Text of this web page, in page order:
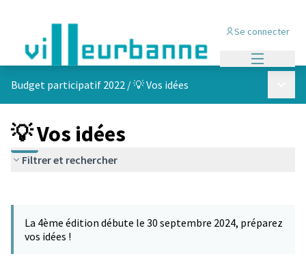
Se connecter
Budget participatif 2022 /💡 Vos idées
💡 Vos idées
Filtrer et rechercher
−
La 4ème édition débute le 30 septembre 2024, préparez
vos idées !